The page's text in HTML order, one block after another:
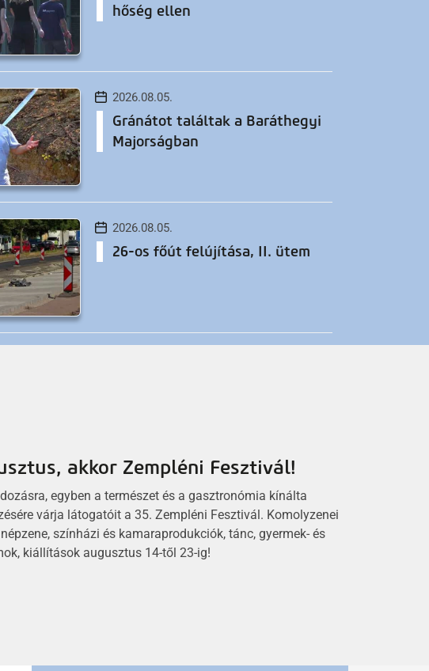
hőség ellen
2026.08.05.
Gránátot találtak a Baráthegyi
Majorságban
2026.08.05.
26-os főút felújítása, II. ütem
2026.08.04.
Miskolc Ma Riport
Perecesi Miskolci Nyári Napközis
Tábor
akkor Zempléni Fesztivál!
egyben a természet és a gasztronómia kínálta
várja látogatóit a 35. Zempléni Fesztivál. Komolyzenei
színházi és kamaraprodukciók, tánc, gyermek- és
kiállítások augusztus 14-től 23-ig!